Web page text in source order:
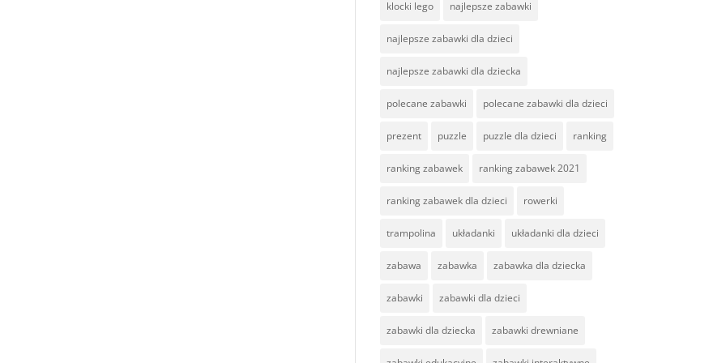
klocki lego najlepsze zabawki
najlepsze zabawki dla dzieci
najlepsze zabawki dla dziecka
polecane zabawki polecane zabawki dla dzieci
prezent puzzle puzzle dla dzieci ranking
ranking zabawek ranking zabawek 2021
ranking zabawek dla dzieci rowerki
trampolina układanki układanki dla dzieci
zabawa zabawka zabawka dla dziecka
zabawki zabawki dla dzieci
zabawki dla dziecka zabawki drewniane